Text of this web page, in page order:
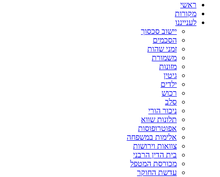
ראשי
מקורות
לענייננו
יישוב סכסוך
הסכמים
זמני שהות
משמורת
מזונות
גיטין
ילדים
רכוש
סלב
ניכור הורי
תלונות שווא
אפוטרופוסות
אלימות במשפחה
צוואות וירושות
בית הדין הרבני
מכורסת המטפל
עדשת החוקר